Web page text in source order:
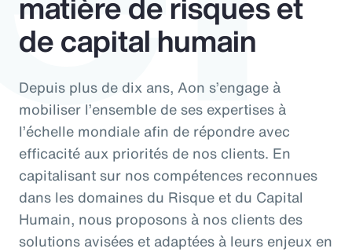
de capital humain
Depuis plus de dix ans, Aon s’engage à
mobiliser l’ensemble de ses expertises à
l’échelle mondiale afin de répondre avec
efficacité aux priorités de nos clients. En
capitalisant sur nos compétences reconnues
dans les domaines du Risque et du Capital
Humain, nous proposons à nos clients des
solutions avisées et adaptées à leurs enjeux en